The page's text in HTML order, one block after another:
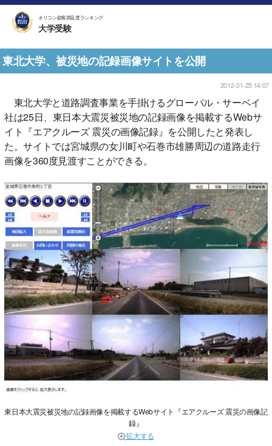
オリコン顧客満足度ランキング
大学受験
東北大学、被災地の記録画像サイトを公開
2012-01-25 14:07
東北大学と道路調査事業を手掛けるグローバル・サーベイ
社は25日、東日本大震災被災地の記録画像を掲載するWebサ
イト『エアクルーズ 震災の画像記録』を公開したと発表し
た。サイトでは宮城県の女川町や石巻市雄勝周辺の道路走行
画像を360度見渡すことができる。
東日本大震災被災地の記録画像を掲載するWebサイト『エアクルーズ 震災の画像記
録』
拡大する